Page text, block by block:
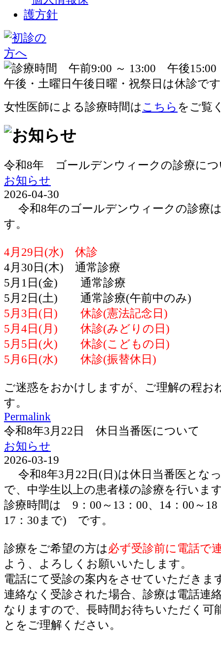
女性医師による診療時間は こちら をご覧
令和8年 ゴールデンウィークの診療に
お知らせ
2026-04-30
令和8年のゴールデンウィークの診療
す。
4月29日(水) 休診
4月30日(木) 通常診療
5月1日(金) 通常診療
5月2日(土) 通常診療(午前中のみ)
5月3日(日) 休診(憲法記念日)
5月4日(月) 休診(みどりの日)
5月5日(火) 休診(こどもの日)
5月6日(水) 休診(振替休日)
ご迷惑をおかけしますが、ご理解の程お
す。
Permalink
令和8年3月22日 休日当番医について
お知らせ
2026-03-19
令和8年3月22日(日)は休日当番医とな
で、中学生以上の患者様の診療を行いま
診療時間は 9：00～13：00、14：00～
17：30まで) です。
診療をご希望の方は必ず受診前に電話で
よう、よろしくお願いいたします。
電話にて受診の案内をさせていただきま
連絡なく受診された場合、診療は電話連
なりますので、長時間お待ちいただく可
とをご理解ください。